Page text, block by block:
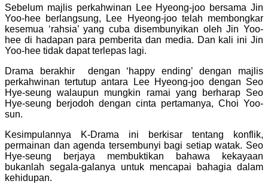
Sebelum majlis perkahwinan Lee Hyeong-joo bersama Jin
Yoo-hee berlangsung, Lee Hyeong-joo telah membongkar
kesemua ‘rahsia’ yang cuba disembunyikan oleh Jin Yoo-
hee di hadapan para pemberita dan media. Dan kali ini Jin
Yoo-hee tidak dapat terlepas lagi.
Drama berakhir dengan ‘happy ending’ dengan majlis
perkahwinan tertutup antara
Lee Hyeong-joo dengan Seo
Hye-seung walaupun mungkin ramai yang berharap Seo
Hye-seung berjodoh dengan cinta pertamanya, Choi Yoo-
sun.
Kesimpulannya K-Drama ini berkisar tentang konflik,
permainan dan agenda tersembunyi bagi setiap watak. Seo
Hye-seung berjaya membuktikan bahawa kekayaan
bukanlah segala-galanya untuk mencapai bahagia dalam
kehidupan.